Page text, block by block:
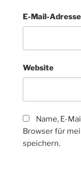
E-Mail-Adresse
Website
Name, E-
Browser für
speichern.